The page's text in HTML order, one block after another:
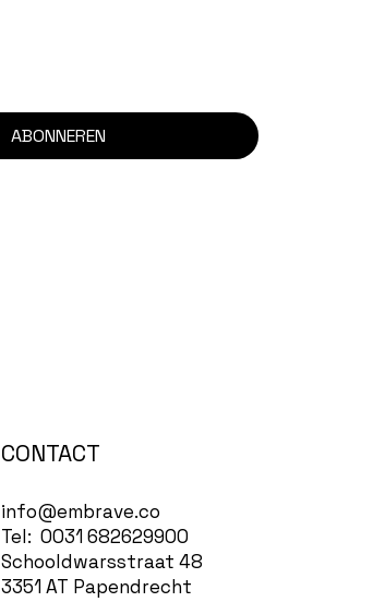
ABONNEREN
CONTACT
info@embrave.co
Tel: 0031 682629900
Schooldwarsstraat 48
3351 AT Papendrecht